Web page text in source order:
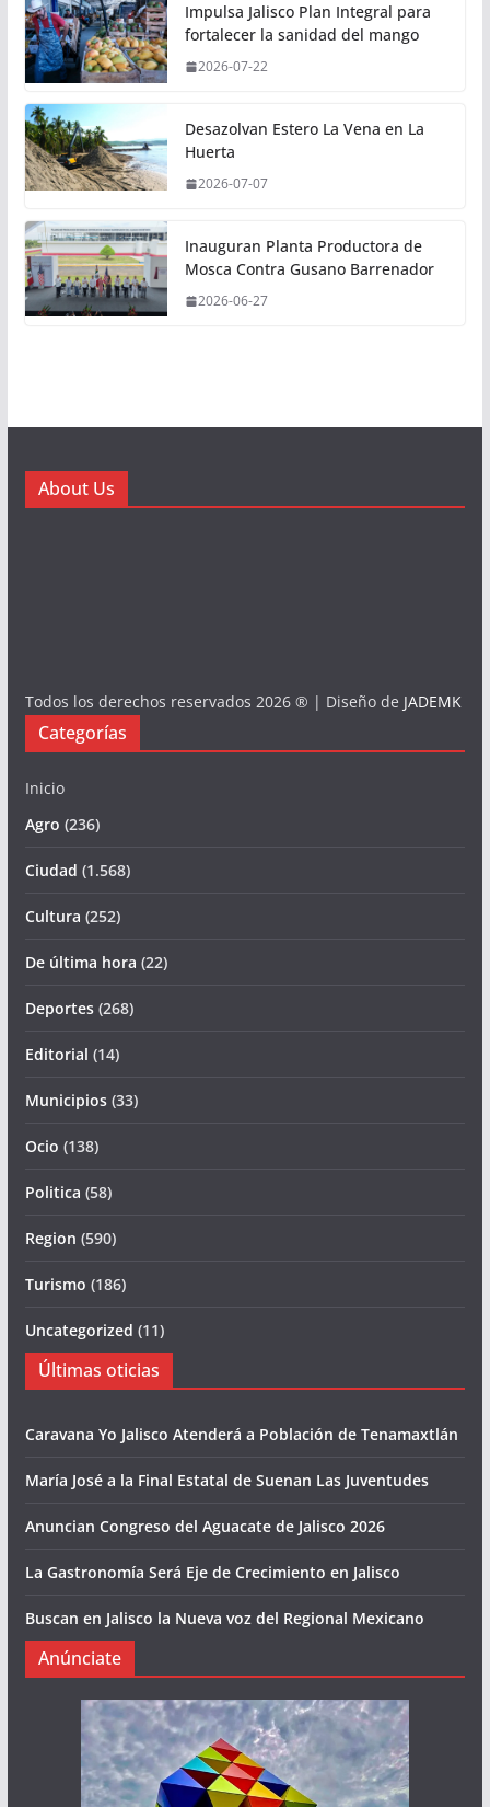
Impulsa Jalisco Plan Integral para
fortalecer la sanidad del mango
2026-07-22
Desazolvan Estero La Vena en La
Huerta
2026-07-07
Inauguran Planta Productora de
Mosca Contra Gusano Barrenador
2026-06-27
About Us
Todos los derechos reservados 2026 ® | Diseño de JADEMK
Categorías
Inicio
Agro (236)
Ciudad (1.568)
Cultura (252)
De última hora (22)
Deportes(268)
Editorial (14)
Municipios(33)
Ocio (138)
Politica (58)
Region (590)
Turismo (186)
Uncategorized (11)
Últimas oticias
Caravana Yo Jalisco Atenderá a Población de Tenamaxtlán
María José a la Final Estatal de Suenan Las Juventudes
Anuncian Congreso del Aguacate de Jalisco 2026
La Gastronomía Será Eje de Crecimiento en Jalisco
Buscan en Jalisco la Nueva voz del Regional Mexicano
Anúnciate